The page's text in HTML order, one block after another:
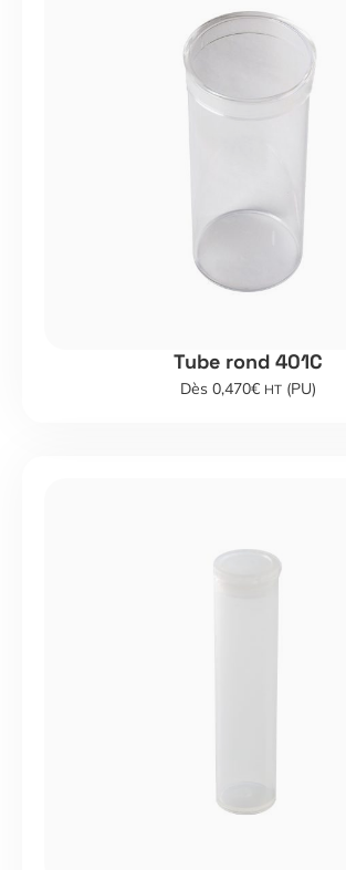
Tube rond 401C
Dès 0,470€ HT(PU)